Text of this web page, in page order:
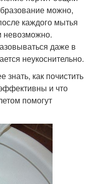
можно,
каждого мытья
невозможно.
даже в
неукоснительно.
как почистить
и что
помогут